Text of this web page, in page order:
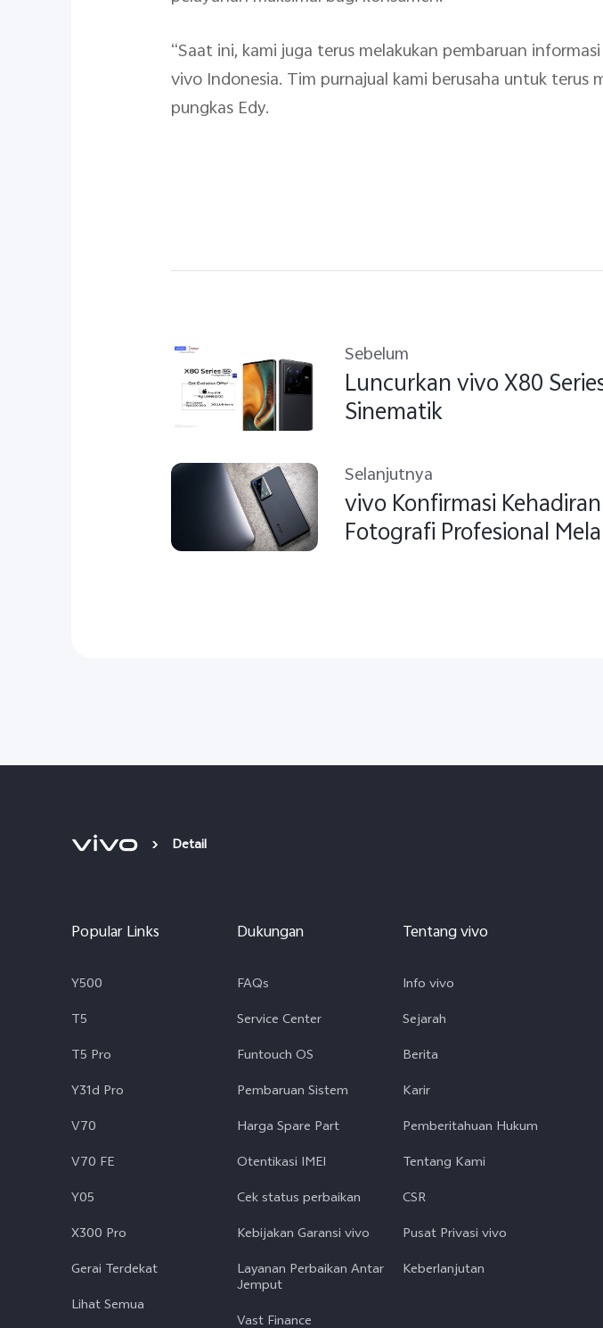
“Saat ini, kami juga terus melakukan pembaruan
vivo Indonesia. Tim purnajual kami berusaha untuk terus
pungkas Edy.
Sebelum
Luncurkan vivo X80
Sinematik
Selanjutnya
vivo Konfirmasi
Fotografi Profesional
Detail
Popular Links
Y500
T5
T5 Pro
Y31d Pro
V70
V70 FE
Y05
X300 Pro
Gerai Terdekat
Lihat Semua
Dukungan
FAQs
Service Center
Funtouch OS
Pembaruan Sistem
Harga Spare Part
Otentikasi IMEI
Cek status perbaikan
Kebijakan Garansi vivo
Layanan Perbaikan Antar
Jemput
Vast Finance
Tentang vivo
Info vivo
Sejarah
Berita
Karir
Pemberitahuan Hukum
Tentang Kami
CSR
Pusat Privasi vivo
Keberlanjutan